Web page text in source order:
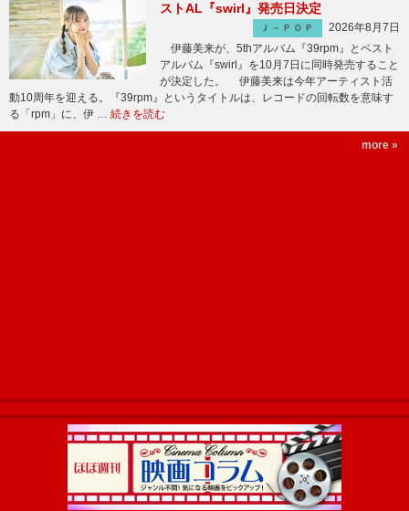
ストAL『swirl』発売日決定
Ｊ－ＰＯＰ
2026年8月7日
伊藤美来が、5thアルバム『39rpm』とベスト
アルバム『swirl』を10月7日に同時発売すること
が決定した。 伊藤美来は今年アーティスト活
動10周年を迎える。『39rpm』というタイトルは、レコードの回転数を意味す
る「rpm」に、伊 … 続きを読む
more »